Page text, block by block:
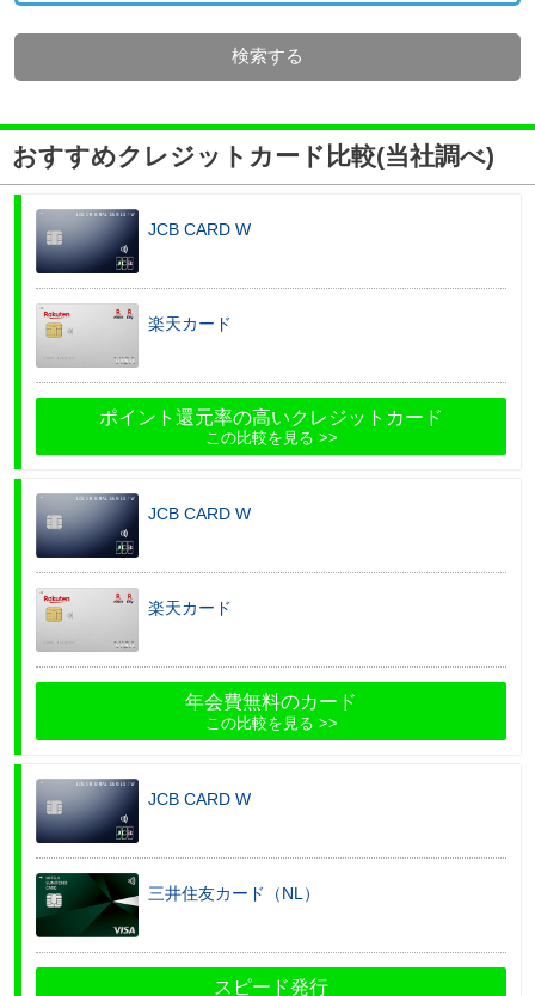
検索する
おすすめクレジットカード比較(当社調べ)
JCB CARD W
楽天カード
ポイント還元率の高いクレジットカード
この比較を見る
JCB CARD W
楽天カード
年会費無料のカード
この比較を見る
JCB CARD W
三井住友カード（NL）
スピード発行